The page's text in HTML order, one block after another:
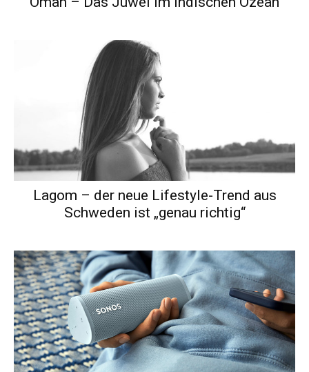
Lagom – der neue Lifestyle-Trend aus
Schweden ist „genau richtig“